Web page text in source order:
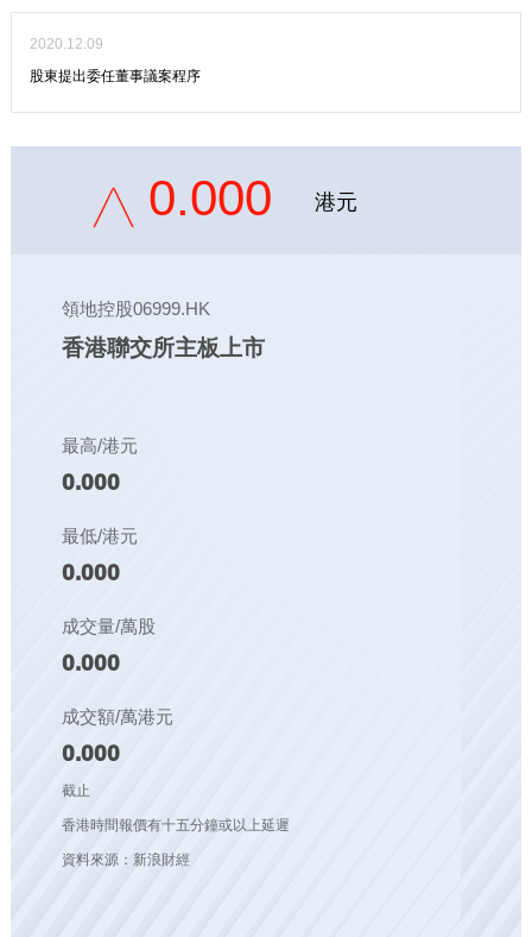
2020.12.09
股東提出委任董事議案程序
0.000 港元
領地控股06999.HK
香港聯交所主板上市
最高/港元
0.000
最低/港元
0.000
成交量/萬股
0.000
成交額/萬港元
0.000
截止
香港時間報價有十五分鐘或以上延遲
資料來源：新浪財經